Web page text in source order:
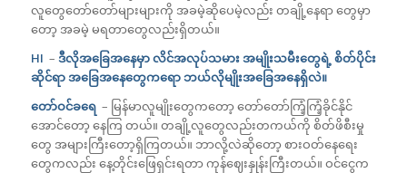
လူတွေတော်တော်များများကို အခမဲ့ဆိုပေမဲ့လည်း တချို့နေရာ တွေမှာ
တော့ အခမဲ့ မရတာတွေလည်းရှိတယ်။
HI – ဒီလိုအခြေအနေမှာ လိင်အလုပ်သမား အမျိုးသမီးတွေရဲ့ စိတ်ပိုင်း
ဆိုင်ရာ အခြေအနေတွေကရော ဘယ်လိုမျိုးအခြေအနေရှိလဲ။
တော်ဝင်ခရေ – မြန်မာလူမျိုးတွေကတော့ တော်တော်ကြံ့ကြံ့ခိုင်နိုင်
အောင်တော့ နေကြ တယ်။ တချို့လူတွေလည်းတကယ်ကို စိတ်ဖိစီးမှု
တွေ အများကြီးတော့ရှိကြတယ်။ ဘာလို့လဲဆိုတော့ စားဝတ်နေရေး
တွေကလည်း နေ့တိုင်းဖြေရှင်းရတာ ကုန်ဈေးနှုန်းကြီးတယ်။ ဝင်ငွေက